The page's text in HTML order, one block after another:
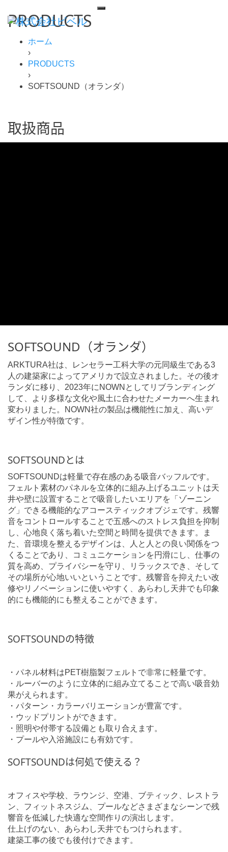
PRODUCTS
ホーム
›
PRODUCTS
›
SOFTSOUND（オランダ）
取扱商品
SOFTSOUND（オランダ）
ARKTURA社は、レンセラー工科大学の元同級生である3
人の建築家によってアメリカで設立されました。その後オ
ランダに移り、2023年にNOWNとしてリブランディング
して、より多様な文化や風土に合わせたメーカーへ生まれ
変わりました。NOWN社の製品は機能性に加え、高いデ
ザイン性が特徴です。
SOFTSOUNDとは
SOFTSOUNDは軽量で存在感のある吸音バッフルです。
フェルト素材のパネルを立体的に組み上げるユニットは天
井や壁に設置することで吸音したいエリアを「ゾーニン
グ」できる機能的なアコースティックオブジェです。残響
音をコントロールすることで五感へのストレス負担を抑制
し、心地良く落ち着いた空間と時間を提供できます。ま
た、音環境を整えるデザインは、人と人との良い関係をつ
くることであり、コミュニケーションを円滑にし、仕事の
質を高め、プライバシーを守り、リラックスでき、そして
その場所が心地いいということです。残響音を抑えたい改
修やリノベーションに使いやすく、あらわし天井でも印象
的にも機能的にも整えることができます。
SOFTSOUNDの特徴
・パネル材料はPET樹脂製フェルトで非常に軽量です。
・ルーバーのように立体的に組み立てることで高い吸音効
果がえられます。
・パターン・カラーバリエーションが豊富です。
・ウッドプリントができます。
・照明や付帯する設備とも取り合えます。
・プールや入浴施設にも有効です。
SOFTSOUNDは何処で使える？
オフィスや学校、ラウンジ、空港、ブティック、レストラ
ン、フィットネスジム、プールなどさまざまなシーンで残
響音を低減した快適な空間作りの演出します。
仕上げのない、あらわし天井でもつけられます。
建築工事の後でも後付けできます。